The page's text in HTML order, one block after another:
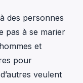
des personnes
pas à se marier
et
pour
veulent